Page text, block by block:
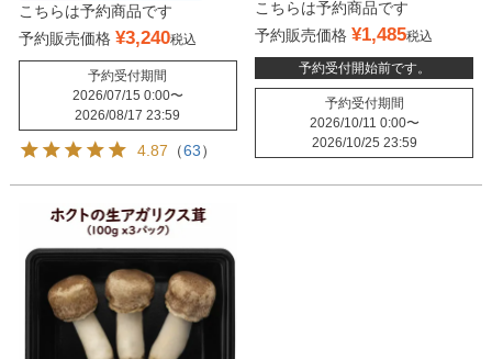
こちらは予約商品です
予約販売価格 ¥3,240税込
予約受付期間
2026/07/15 0:00〜
2026/08/17 23:59
4.87 （63）
こちらは予約商品です
予約販売価格 ¥1,485税込
予約受付開始前です。
予約受付期間
2026/10/11 0:00〜
2026/10/25 23:59